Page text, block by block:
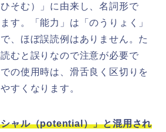
ひそむ）」に由来し、名詞形で
す。「能力」は「のうりょく」
、ほぼ誤読例はありません。た
むと誤りなので注意が必要で
の使用時は、滑舌良く区切りを
すくなります。
ャル（potential）」と混用され